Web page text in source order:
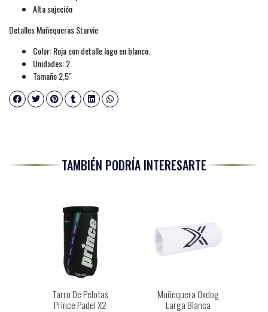
Alta sujeción
Detalles Muñequeras Starvie
Color: Roja con detalle logo en blanco.
Unidades: 2.
Tamaño 2,5″
TAMBIÉN PODRÍA INTERESARTE
Tarro De Pelotas
Prince Padel X2
Muñequera Oxdog
Larga Blanca